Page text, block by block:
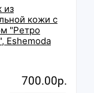
из
кожи с
"Ретро
Eshemoda
700.00р.